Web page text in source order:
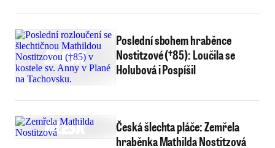
Poslední sbohem hraběnce
Nostitzové (†85): Loučila se
Holubová i Pospíšil
Česká šlechta pláče: Zemřela
hraběnka Mathilda Nostitzová